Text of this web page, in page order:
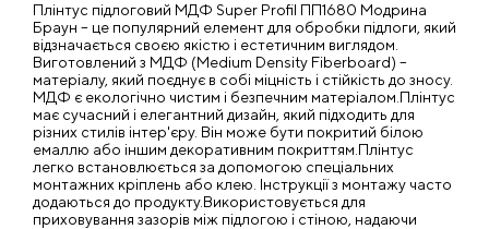
Плінтус підлоговий МДФ Super Profil ПП1680 Модрина
Браун – це популярний елемент для обробки підлоги, який
відзначається своєю якістю і естетичним виглядом.
Виготовлений з МДФ (Medium Density Fiberboard) –
матеріалу, який поєднує в собі міцність і стійкість до зносу.
МДФ є екологічно чистим і безпечним матеріалом.Плінтус
має сучасний і елегантний дизайн, який підходить для
різних стилів інтер'єру. Він може бути покритий білою
емаллю або іншим декоративним покриттям.Плінтус
легко встановлюється за допомогою спеціальних
монтажних кріплень або клею. Інструкції з монтажу часто
додаються до продукту.Використовується для
приховування зазорів між підлогою і стіною, надаючи